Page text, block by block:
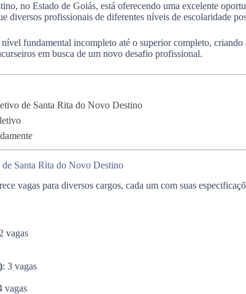
no Estado de Goiás, está oferecendo uma excelente
diversos profissionais de diferentes níveis de escolaridade
fundamental incompleto até o superior completo,
em busca de um novo desafio profissional.
de Santa Rita do Novo Destino
Santa Rita do Novo Destino
vagas para diversos cargos, cada um com suas
vagas
: 3 vagas
vagas